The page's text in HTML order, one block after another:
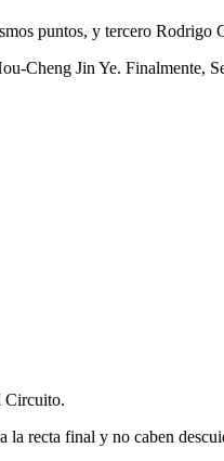
puntos, y tercero Rodrigo
Cheng Jin Ye. Finalmente,
Circuito.
la recta final y no caben